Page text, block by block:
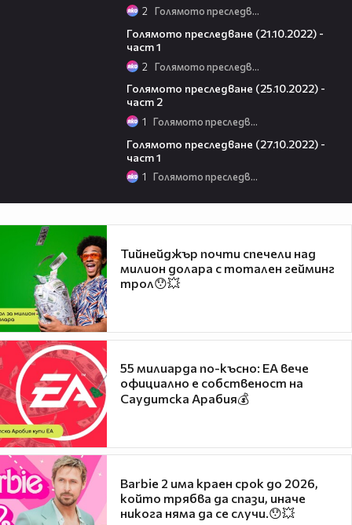
2 Голямото преследване
Голямото преследване (21.10.2022) -
част 1
2 Голямото преследване
Голямото преследване (25.10.2022) -
част 2
1 Голямото преследване
Голямото преследване (27.10.2022) -
част 1
1 Голямото преследване
Тийнейджър почти спечели над
милион долара с тотален гейминг
трол😯💥
55 милиарда по-късно: EA вече
официално е собственост на
Саудитска Арабия💰
Barbie 2 има краен срок до 2026,
който трябва да спази, иначе
никога няма да се случи.😯💥